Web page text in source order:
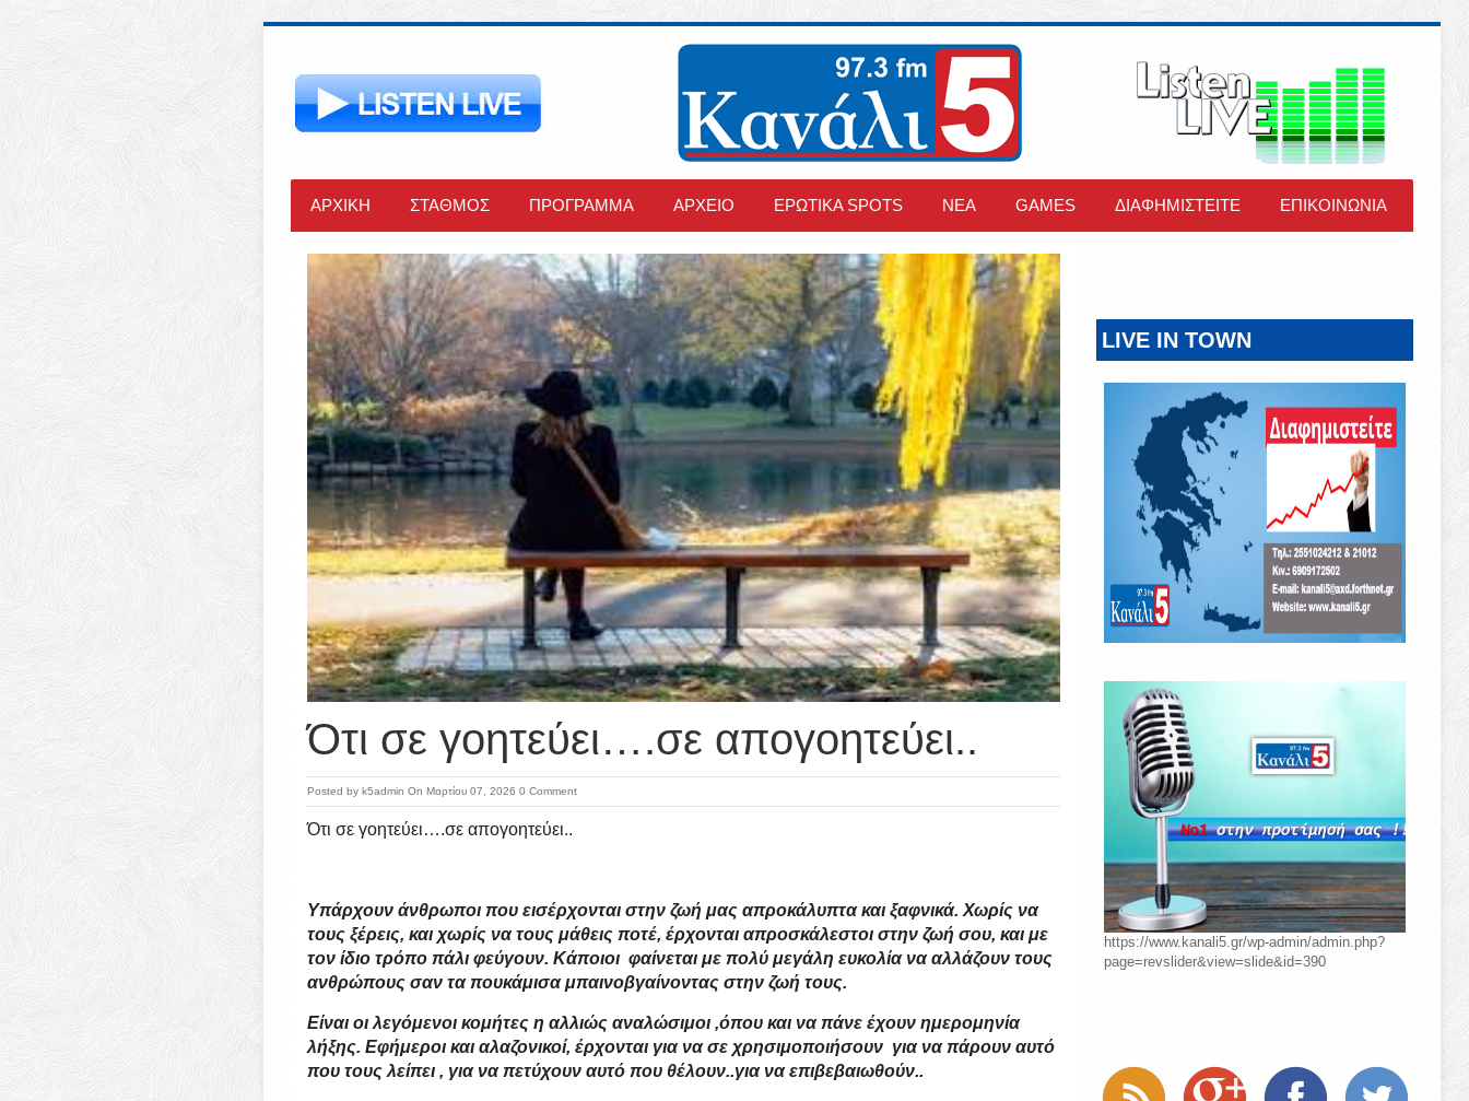
ΑΡΧΙΚΗ ΣΤΑΘΜΟΣ ΠΡΟΓΡΑΜΜΑ ΑΡΧΕΙΟ ΕΡΩΤΙΚΑ SPOTS ΝΕΑ GAMES ΔΙΑΦΗΜΙΣΤΕΙΤΕ ΕΠΙΚΟΙΝΩΝΙΑ
Ότι σε γοητεύει….σε απογοητεύει..
Posted by k5admin On Μαρτίου 07, 2026 0 Comment
Ότι σε γοητεύει….σε απογοητεύει..
Υπάρχουν άνθρωποι που εισέρχονται στην ζωή μας απροκάλυπτα και ξαφνικά. Χωρίς να
τους ξέρεις, και χωρίς να τους μάθεις ποτέ, έρχονται απροσκάλεστοι στην ζωή σου, και με
τον ίδιο τρόπο πάλι φεύγουν. Κάποιοι φαίνεται με πολύ μεγάλη ευκολία να αλλάζουν τους
ανθρώπους σαν τα πουκάμισα μπαινοβγαίνοντας στην ζωή τους.
Είναι οι λεγόμενοι κομήτες η αλλιώς αναλώσιμοι ,όπου και να πάνε έχουν ημερομηνία
λήξης. Εφήμεροι και αλαζονικοί, έρχονται για να σε χρησιμοποιήσουν για να πάρουν αυτό
που τους λείπει , για να πετύχουν αυτό που θέλουν..για να επιβεβαιωθούν..
LIVE IN TOWN
https://www.kanali5.gr/wp-admin/admin.php?
page=revslider&view=slide&id=390